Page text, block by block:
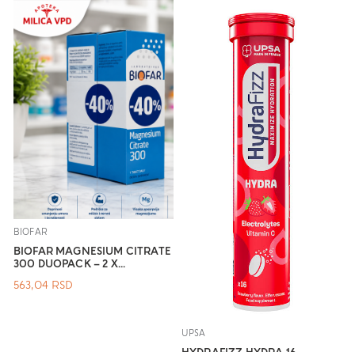
BIOFAR
BIOFAR MAGNESIUM CITRATE
300 DUOPACK – 2 X...
563,04 RSD
UPSA